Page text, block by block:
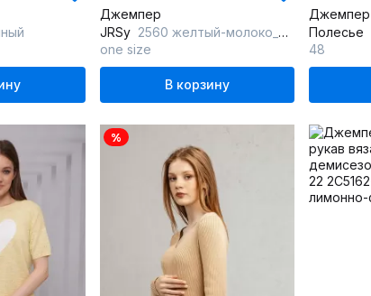
Джемпер
JRSy 2560 желтый-молоко_полоса
one size
В корзину
Джемпер
Полесье
48
%